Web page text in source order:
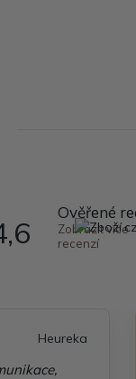
Ověřené
Zobrazit více
recenzí
Heureka